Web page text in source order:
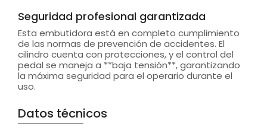
Seguridad profesional garantizada
Esta embutidora está en completo cumplimiento
de las normas de prevención de accidentes. El
cilindro cuenta con protecciones, y el control del
pedal se maneja a **baja tensión**, garantizando
la máxima seguridad para el operario durante el
uso.
Datos técnicos